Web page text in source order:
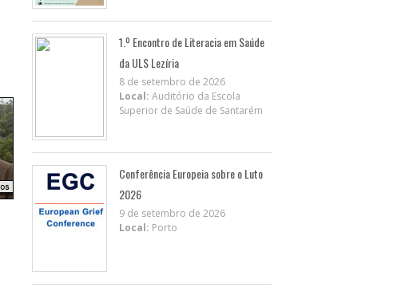
1.º Encontro de Literacia em Saúde
da ULS Lezíria
8 de setembro de 2026
Local: Auditório da Escola
Superior de Saúde de Santarém
Conferência Europeia sobre o Luto
2026
9 de setembro de 2026
Local: Porto